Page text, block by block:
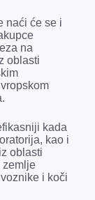
naći će se i
na
oblasti
kada
kao i
oblasti
zemlje
i koči